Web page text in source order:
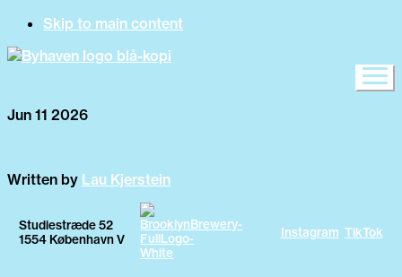
Skip to main content
Jun 11 2026
Written by Lau Kjerstein
Studiestræde 52
1554 København V
Instagram TikTok